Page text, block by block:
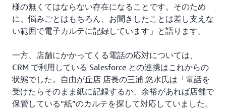
様の無くてはならない存在になることです。そのため
に、悩みごとはもちろん、お聞きしたことは差し支えな
い範囲で電子カルテに記録しています」と語ります。
一方、店舗にかかってくる電話の応対については、
CRM で利用している Salesforce との連携はこれからの
状態でした。自由が丘店 店長の三浦 悠水氏は「電話を
受けたらそのまま紙に記録するか、余裕があれば店舗で
保管している“紙”のカルテを探して対応していました。